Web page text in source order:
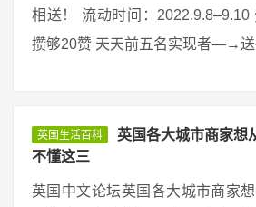
相送！ 流动时间：2022.9.8–9.10
攒够20赞 天天前五名实现者—→送
英国生活百科
英国各大城市商家想
不懂这三
英国中文论坛英国各大城市商家